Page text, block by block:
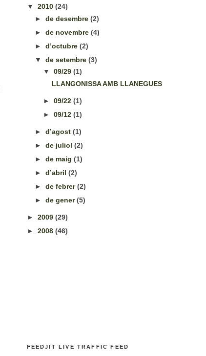
▼ 2010 (24)
►de desembre(2)
►de novembre(4)
►d’octubre(2)
▼de setembre(3)
▼09/29(1)
LLANGONISSA AMB LLANEGUES
►09/22(1)
►09/12(1)
►d’agost(1)
►de juliol(2)
►de maig(1)
►d’abril(2)
►de febrer(2)
►de gener(5)
► 2009 (29)
► 2008 (46)
FEEDJIT LIVE TRAFFIC FEED